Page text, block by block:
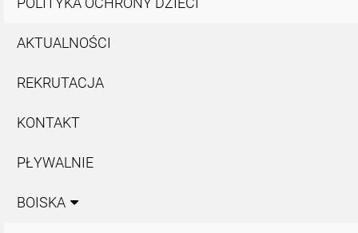
AKTUALNOŚCI
REKRUTACJA
KONTAKT
PŁYWALNIE
BOISKA